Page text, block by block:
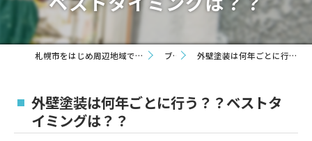
札幌市をはじめ周辺地域で外壁塗装なら株式会社創建ホーム ブログ 外壁塗装は何年ごとに行う？？ベストタイミングは？？
外壁塗装は何年ごとに行う？？ベストタ
イミングは？？